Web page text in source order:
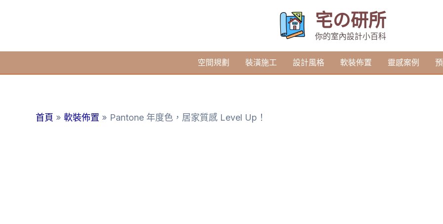
要
宅の研所
你的室內設計小百科
空間規劃 裝潢施工 設計風格 軟裝佈置 靈感案例
首頁 軟裝佈置 Pantone 年度色，居家質感 Level Up！